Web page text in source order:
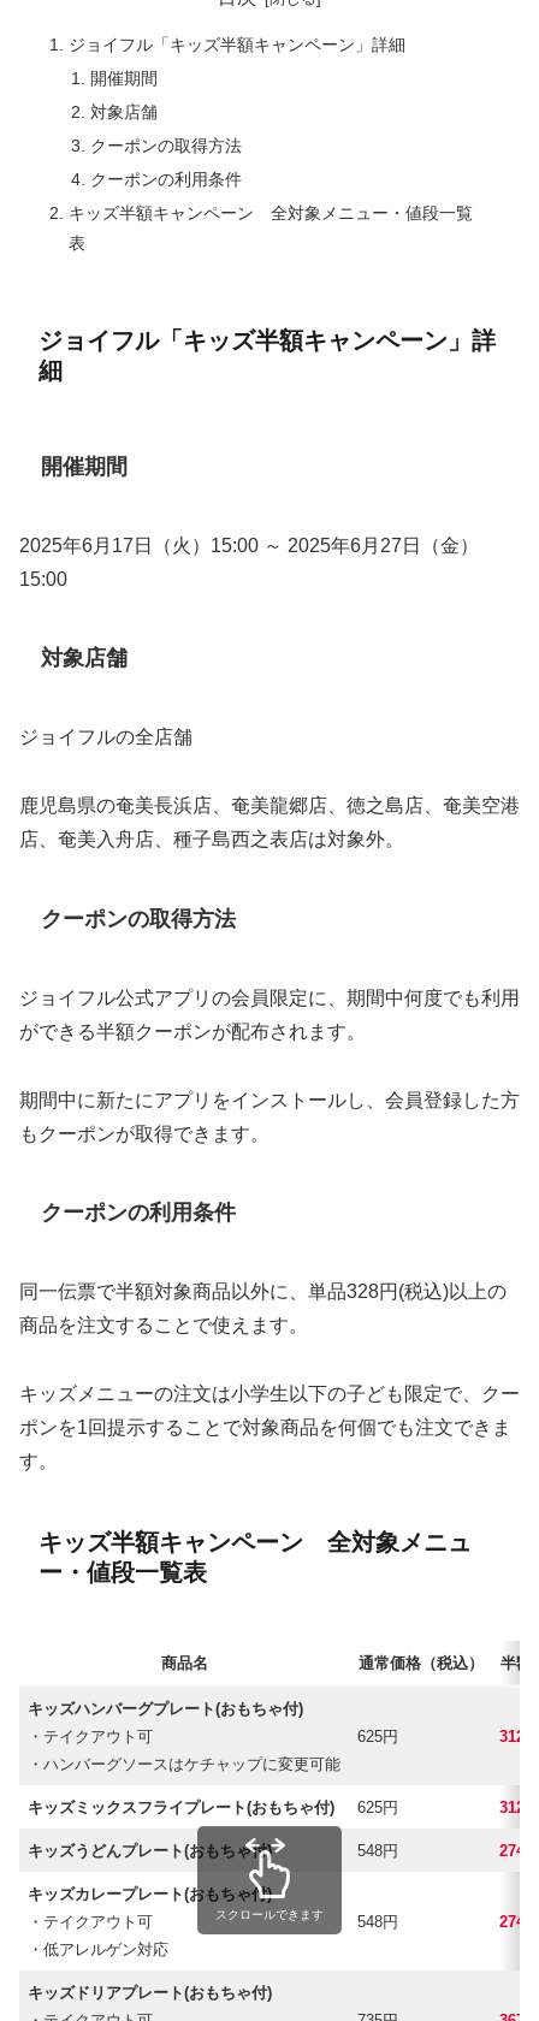
ジョイフル「キッズ半額キャンペーン」詳細
開催期間
対象店舗
クーポンの取得方法
クーポンの利用条件
キッズ半額キャンペーン 全対象メニュー・値段一覧
表
ジョイフル「キッズ半額キャンペーン」詳
細
開催期間
2025年6月17日（火）15:00 ～ 2025年6月27日（金）
15:00
対象店舗
ジョイフルの全店舗
鹿児島県の奄美長浜店、奄美龍郷店、徳之島店、奄美空港
店、奄美入舟店、種子島西之表店は対象外。
クーポンの取得方法
ジョイフル公式アプリの会員限定に、期間中何度でも利用
ができる半額クーポンが配布されます。
期間中に新たにアプリをインストールし、会員登録した方
もクーポンが取得できます。
クーポンの利用条件
同一伝票で半額対象商品以外に、単品328円(税込)以上の
商品を注文することで使えます。
キッズメニューの注文は小学生以下の子ども限定で、クー
ポンを1回提示することで対象商品を何個でも注文できま
す。
キッズ半額キャンペーン 全対象メニュ
ー・値段一覧表
商品名 通常価格（税込） 半額
キッズハンバーグプレート(おもちゃ付)
・テイクアウト可
・ハンバーグソースはケチャップに変更可能
625円 312
キッズミックスフライプレート(おもちゃ付) 625円 312
キッズうどんプレート(おもちゃ付) 548円 274
キッズカレープレート(おもちゃ付)
・テイクアウト可
・低アレルゲン対応
548円 274
キッズドリアプレート(おもちゃ付)
スクロールできます